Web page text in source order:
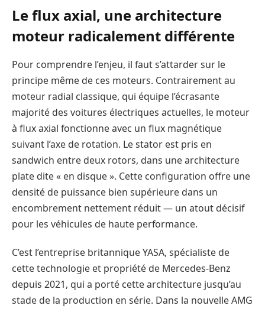
Le flux axial, une architecture
moteur radicalement différente
Pour comprendre l’enjeu, il faut s’attarder sur le
principe même de ces moteurs. Contrairement au
moteur radial classique, qui équipe l’écrasante
majorité des voitures électriques actuelles, le moteur
à flux axial fonctionne avec un flux magnétique
suivant l’axe de rotation. Le stator est pris en
sandwich entre deux rotors, dans une architecture
plate dite « en disque ». Cette configuration offre une
densité de puissance bien supérieure dans un
encombrement nettement réduit — un atout décisif
pour les véhicules de haute performance.
C’est l’entreprise britannique YASA, spécialiste de
cette technologie et propriété de Mercedes-Benz
depuis 2021, qui a porté cette architecture jusqu’au
stade de la production en série. Dans la nouvelle AMG